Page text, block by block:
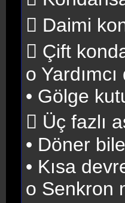
 Daimi
 Çift
o
• Gölge
 Üç fazlı
• Döner
• Kısa
o Senkron